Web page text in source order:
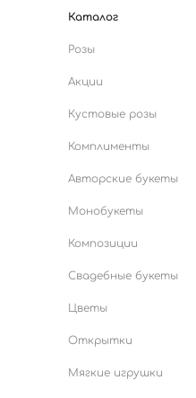
Каталог
Розы
Акции
Кустовые розы
Комплименты
Авторские букеты
Монобукеты
Композиции
Свадебные букеты
Цветы
Открытки
Мягкие игрушки